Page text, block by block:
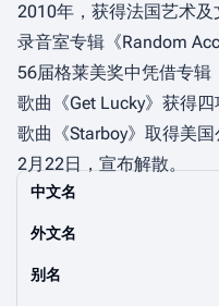
2010年，获得法国艺术
录音室专辑《Random
56届格莱美奖中凭借专辑
歌曲《Get Lucky》获得
歌曲《Starboy》取得美
2月22日，宣布解散。
中文名
外文名
别名